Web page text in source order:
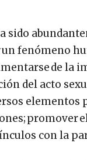
sido
un fenómeno
de la
del acto
promover
con la